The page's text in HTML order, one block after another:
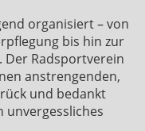
organisiert – von
bis hin zur
Der Radsportverein
anstrengenden,
und bedankt
unvergessliches